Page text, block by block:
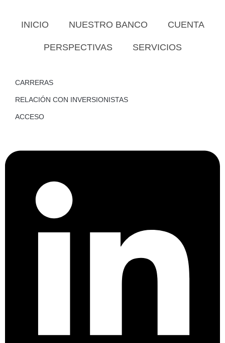
INICIO NUESTRO BANCO CUENTA
PERSPECTIVAS SERVICIOS
CARRERAS
RELACIÓN CON INVERSIONISTAS
ACCESO